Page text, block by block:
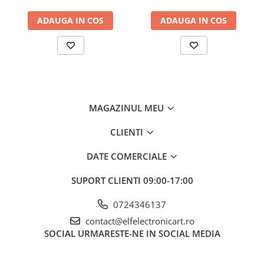
GDP-025?
Această sondă de înaltă tensiune este proiectată pentru
profesioniști care au nevoie de măsurători de precizie și fiabilitate
crescută în domeniul electronicii. Alege performanța și calitatea
serială
ADAUGA IN COS ADAUGA IN COS
MAGAZINUL MEU
CLIENTI
DATE COMERCIALE
SUPORT CLIENTI 09:00-17:00
0724346137
contact@elfelectronicart.ro
SOCIAL URMARESTE-NE IN SOCIAL MEDIA